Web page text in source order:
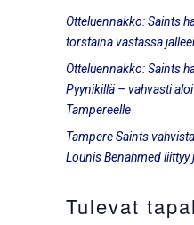
Otteluennakko: Saints
torstaina vastassa
Otteluennakko: Saints
Pyynikillä – vahvasti
Tampereelle
Tampere Saints
Lounis Benahmed liittyy
Tulevat